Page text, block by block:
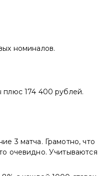
номиналов.
плюс 174 400 рублей.
3 матча. Грамотно, что
очевидно. Учитываются